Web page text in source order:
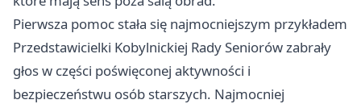
Pierwsza pomoc stała się najmocniejszym przykładem
Przedstawicielki Kobylnickiej Rady Seniorów zabrały
głos w części poświęconej aktywności i
bezpieczeństwu osób starszych. Najmocniej